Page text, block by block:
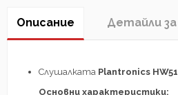
Описание Детайли
Слушалката Plantronics
Основни характеристики: